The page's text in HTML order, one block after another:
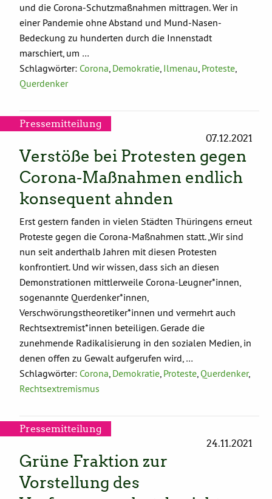
und die Corona-Schutzmaßnahmen mittragen. Wer in
einer Pandemie ohne Abstand und Mund-Nasen-
Bedeckung zu hunderten durch die Innenstadt
marschiert, um …
Schlagwörter: Corona Demokratie Ilmenau Proteste
Querdenker
Pressemitteilung
07.12.2021
Verstöße bei Protesten gegen
Corona-Maßnahmen endlich
konsequent ahnden
Erst gestern fanden in vielen Städten Thüringens erneut
Proteste gegen die Corona-Maßnahmen statt. „Wir sind
nun seit anderthalb Jahren mit diesen Protesten
konfrontiert. Und wir wissen, dass sich an diesen
Demonstrationen mittlerweile Corona-Leugner*innen,
sogenannte Querdenker*innen,
Verschwörungstheoretiker*innen und vermehrt auch
Rechtsextremist*innen beteiligen. Gerade die
zunehmende Radikalisierung in den sozialen Medien, in
denen offen zu Gewalt aufgerufen wird, …
Schlagwörter: Corona, Demokratie, Proteste, Querdenker,
Rechtsextremismus
Pressemitteilung
24.11.2021
Grüne Fraktion zur
Vorstellung des